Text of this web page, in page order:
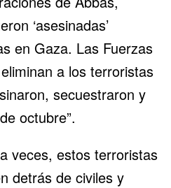
‘asesinadas’
en Gaza. Las Fuerzas
a los terroristas
secuestraron y
octubre”.
veces, estos terroristas
detrás de civiles y